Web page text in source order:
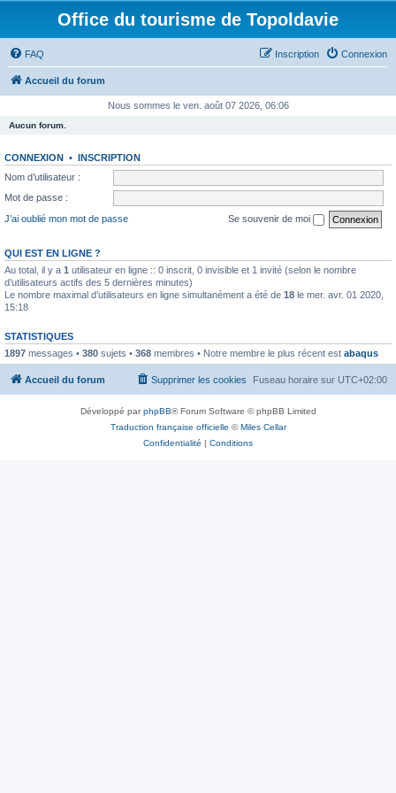
Office du tourisme de Topoldavie
FAQ Connexion
Inscription
Accueil du forum
Nous sommes le ven. août 07 2026, 06:06
Aucun forum.
CONNEXION • INSCRIPTION
Nom d’utilisateur :
Mot de passe :
J’ai oublié mon mot de passe
Se souvenir de moi
QUI EST EN LIGNE ?
Au total, il y a 1 utilisateur en ligne :: 0 inscrit, 0 invisible et 1 invité (selon le nombre
d’utilisateurs actifs des 5 dernières minutes)
Le nombre maximal d’utilisateurs en ligne simultanément a été de 18 le mer. avr. 01 2020,
15:18
STATISTIQUES
1897 messages • 380 sujets • 368 membres • Notre membre le plus récent est abaqus
Accueil du forum Fuseau horaire sur UTC+02:00
Supprimer les cookies
Développé parphpBB® Forum Software © phpBB Limited
Traduction française officielle ©Miles Cellar
Confidentialité | Conditions